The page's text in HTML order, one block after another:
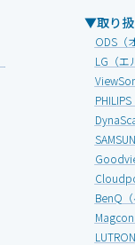
▼取り扱
ODS（
LG（エ
BenQ（